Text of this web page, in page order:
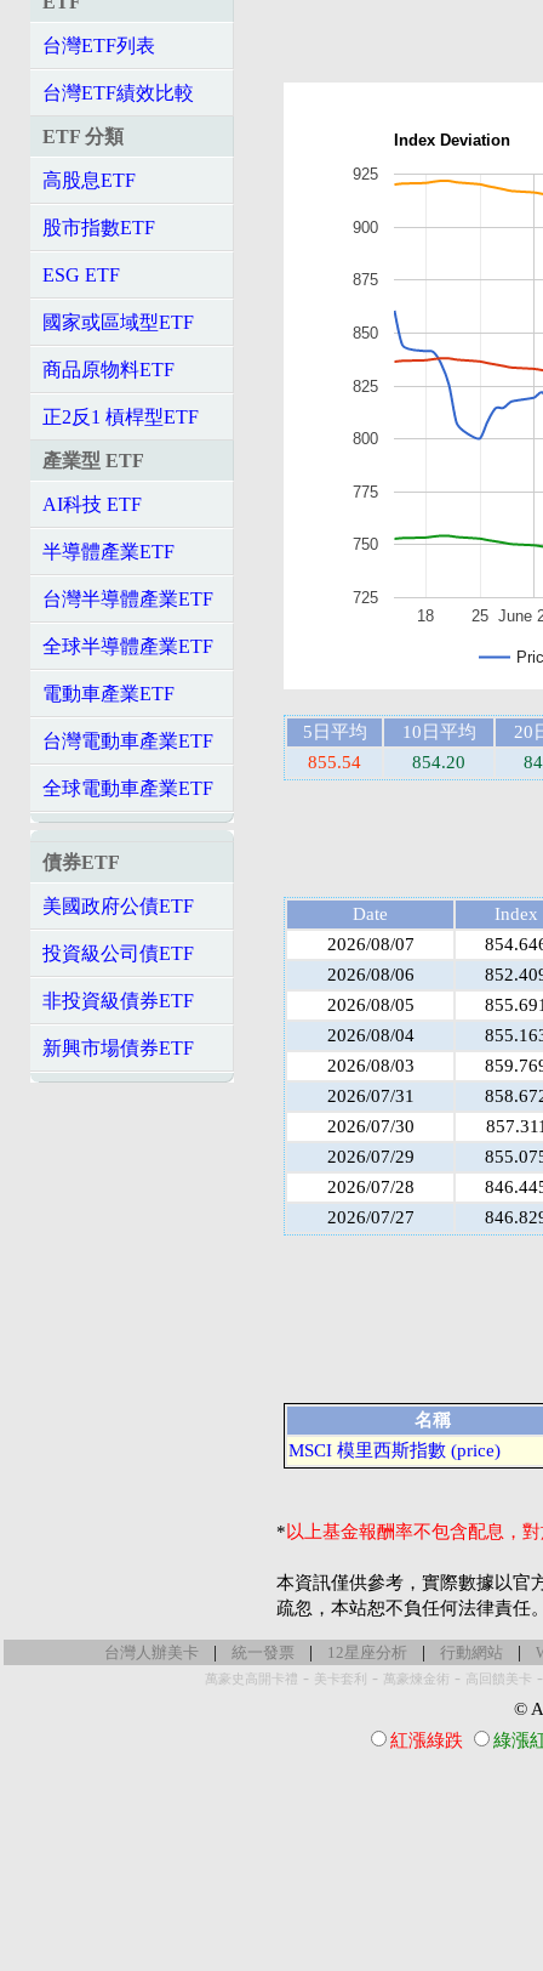
台灣ETF列表
台灣ETF績效比較
ETF 分類
高股息ETF
股市指數ETF
ESG ETF
國家或區域型ETF
商品原物料ETF
正2反1 槓桿型ETF
產業型 ETF
AI科技 ETF
半導體產業ETF
台灣半導體產業ETF
全球半導體產業ETF
電動車產業ETF
台灣電動車產業ETF
全球電動車產業ETF
債券ETF
美國政府公債ETF
投資級公司債ETF
非投資級債券ETF
新興市場債券ETF
Index Deviation
June
18 25
725
750
775
800
825
850
875
900
925
5日平均 10日平均
20
855.54
854.20
Date
Index
2026/08/07
2026/08/06
2026/08/05
2026/08/04
2026/08/03
2026/07/31
2026/07/30
2026/07/29
2026/07/28
2026/07/27
名稱
MSCI 模里西斯指數 (price)
*以上基金報酬率不包含配息，
本資訊僅供參考，實際數據以官
疏忽，本站恕不負任何法律責任
台灣人辦美卡 | 統一發票 | 12星座分析 | 行動網站 |
萬豪史高開卡禮 - 美卡套利 - 萬豪煉金術 - 高回饋美卡
©
紅漲綠跌
綠漲